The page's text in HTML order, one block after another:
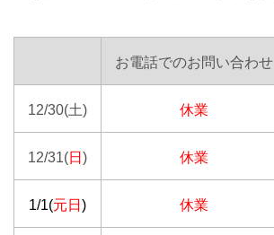
お電話でのお問い合わせ
12/30(土) 休業
12/31(日 ) 休業
1/1(元日 ) 休業